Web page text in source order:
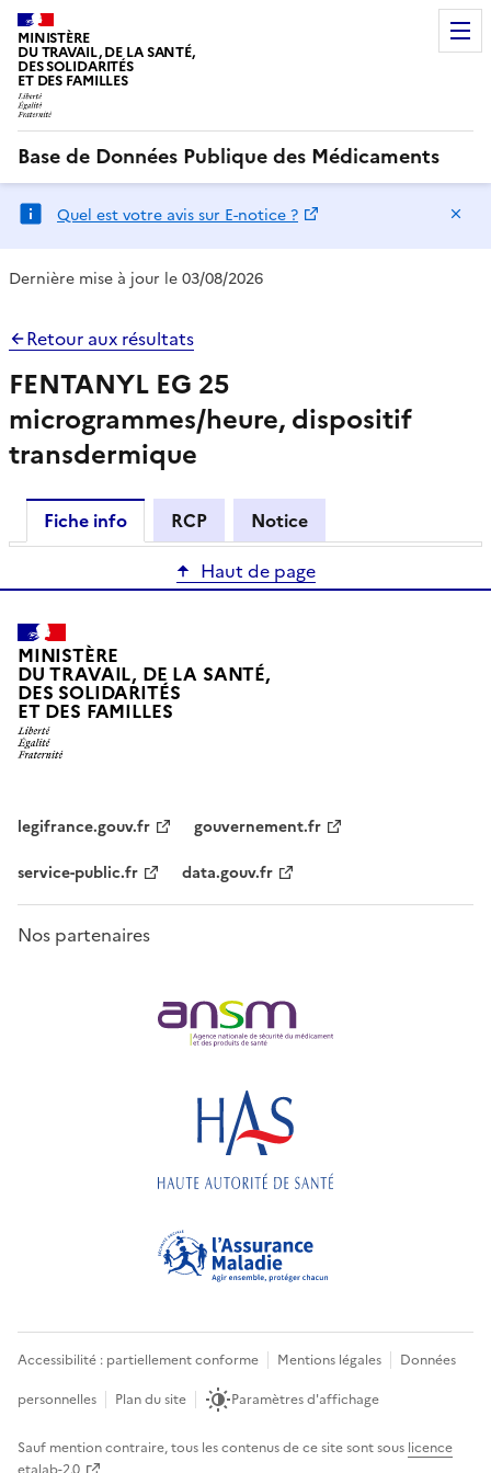
MINISTÈRE
DU TRAVAIL, DE LA SANTÉ,
DES SOLIDARITÉS
ET DES FAMILLES
Base de Données Publique des Médicaments
Quel est votre avis sur E-notice ?
Dernière mise à jour le 03/08/2026
Retour aux résultats
FENTANYL EG 25
microgrammes/heure, dispositif
transdermique
Fiche info RCP
Notice
Haut de page
MINISTÈRE
DU TRAVAIL, DE LA SANTÉ,
DES SOLIDARITÉS
ET DES FAMILLES
legifrance.gouv.fr
gouvernement.fr
service-public.fr
data.gouv.fr
Nos partenaires
Accessibilité : partiellement conforme Mentions légales
Données
personnelles
Plan du site Paramètres d'affichage
Sauf mention contraire, tous les contenus de ce site sont sous licence